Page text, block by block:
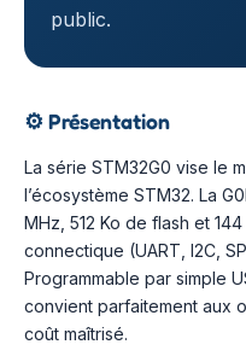
public.
⚙️ Présentation
La série STM32G0 vise le
l’écosystème STM32. La
MHz, 512 Ko de flash et
connectique (UART, I2C,
Programmable par simple
convient parfaitement aux
coût maîtrisé.